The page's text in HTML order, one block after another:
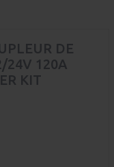
DE
24V 120A
KIT